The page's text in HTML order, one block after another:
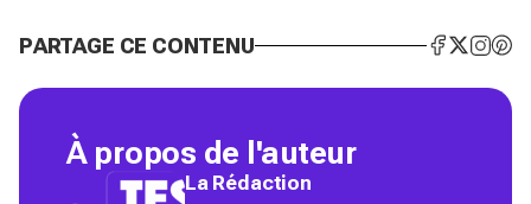
PARTAGE CE CONTENU
À propos de l'auteur
La Rédaction